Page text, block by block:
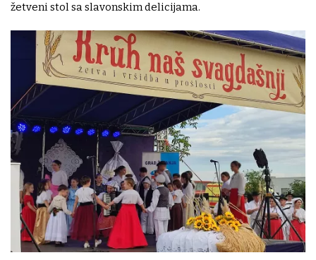
žetveni stol sa slavonskim delicijama.